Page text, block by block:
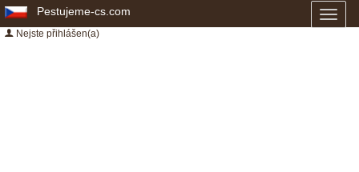
Pestujeme-cs.com
Nejste přihlášen(a)